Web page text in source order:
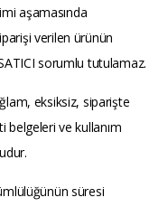
aşamasında
verilen ürünün
sorumlu tutulamaz.
eksiksiz, siparişte
belgeleri ve kullanım
süresi